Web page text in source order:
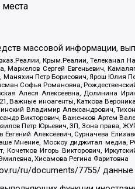
массовой информации,
Крым.Реалии, Телеканал
Маркелов Сергей Евгеньевич,
Петр Борисович, Ярош Юлия
Софья Романовна,
Алеся Алексеевна, Долинина
Важные иноагенты, Каткова
Владимир Александрович,
Викторович, Важенков Артем
Петр Юрьевич, ЗП, Зона права,
Алексеевич, Сурначева
Мнение, Москоу диджитал медиа,
Кочетков Игорь Викторович,
Хисамова Регина Фаритовна
ru/documents/7755/